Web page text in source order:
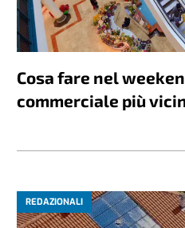
Cosa fare nel
commerciale più
REDAZIONALI